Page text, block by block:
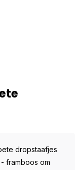
dropstaafjes
framboos om